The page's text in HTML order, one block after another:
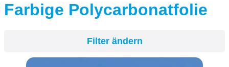
Filter ändern
Farbige Polycarbonatfolie
Filter ändern